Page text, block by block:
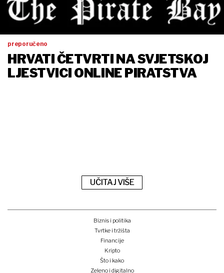
preporučeno
HRVATI ČETVRTI NA SVJETSKOJ
LJESTVICI ONLINE PIRATSTVA
UČITAJ VIŠE
Biznis i politika
Tvrtke i tržišta
Financije
Kripto
Što i kako
Zeleno i digitalno